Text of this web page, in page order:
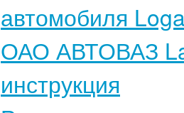
автомобиля
ОАО АВТОВАЗ
инструкция